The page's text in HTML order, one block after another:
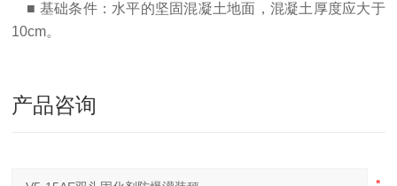
■ 基础条件：水平的坚固混凝土地面，混凝土厚度应大于
10cm。
产品咨询